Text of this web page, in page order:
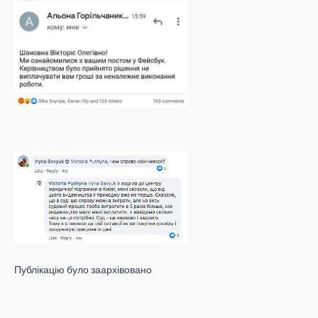
Публікацію було заархівовано